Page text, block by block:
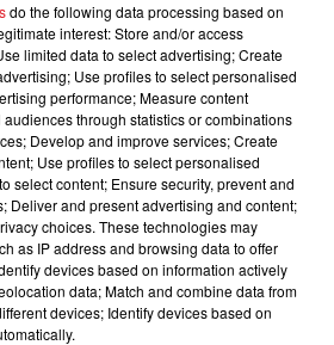
JOUR AU CENTER
!
do the following data processing based on
interest: Store and/or access
limited data to select advertising; Create
Use profiles to select personalised
performance; Measure content
through statistics or combinations
Develop and improve services; Create
Use profiles to select personalised
select content; Ensure security, prevent and
Deliver and present advertising and content;
choices. These technologies may
as IP address and browsing data to offer
devices based on information actively
data; Match and combine data from
devices; Identify devices based on